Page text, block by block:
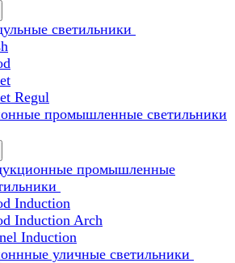
светильники
Regul
промышленные светильники
промышленные
Induction
Induction Arch
Induction
уличные светильники